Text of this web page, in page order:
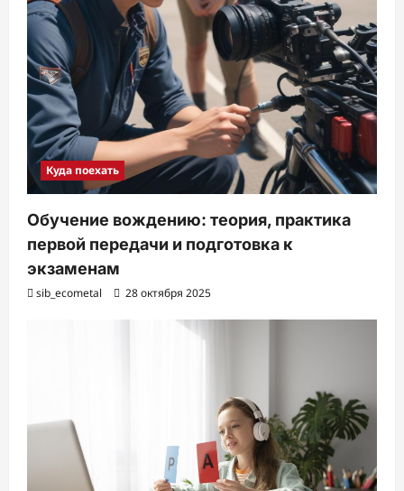
Куда поехать
Обучение вождению: теория, практика
первой передачи и подготовка к
экзаменам
sib_ecometal 28 октября 2025